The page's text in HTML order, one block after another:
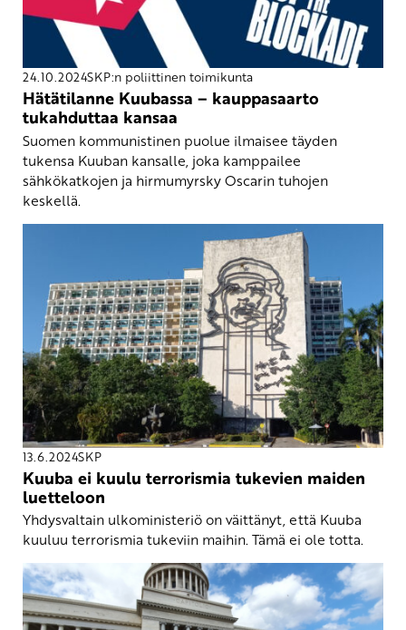
24.10.2024SKP:n poliittinen toimikunta
Hätätilanne Kuubassa – kauppasaarto
tukahduttaa kansaa
Suomen kommunistinen puolue ilmaisee täyden
tukensa Kuuban kansalle, joka kamppailee
sähkökatkojen ja hirmumyrsky Oscarin tuhojen
keskellä.
13.6.2024SKP
Kuuba ei kuulu terrorismia tukevien maiden
luetteloon
Yhdysvaltain ulkoministeriö on väittänyt, että Kuuba
kuuluu terrorismia tukeviin maihin. Tämä ei ole totta.